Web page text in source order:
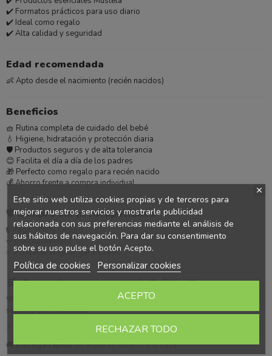
✔️ Formatos prácticos para uso diario
✔️ Ideal como regalo
✔️ Alta calidad y seguridad
Edad recomendada
👶 Apto desde el nacimiento (recién nacidos)
Beneficios
🧺 Rutina completa de cuidado del bebé
💧 Higiene, hidratación y protección diaria
🛡️ Productos seguros y de alta tolerancia
😊 Facilita el día a día de los padres
🎁 Perfecto como regalo para recién nacido
💰 Ahorro frente a compra individual
🛡️Compra sin preocupaciones
🔒 Pago 100% seguro
↩️ Devolución fácil
✅ Producto original garantizado
🛒¿Por qué comprar en Más Pañales?
💙 Expertos en bebé al mejor precio Solo productos esenciales,
seguros y de confianza
⚡
¡Date prisa! Se agotan rápidoAlta rotación en productos clave
🚚Entrega rápidaSin esperas, directo a tu casa
Este sitio web utiliza cookies propias y de terceros para
mejorar nuestros servicios y mostrarle publicidad
relacionada con sus preferencias mediante el análisis de
sus hábitos de navegación. Para dar su consentimiento
sobre su uso pulse el botón Acepto.
Política de cookies Personalizar cookies
RECHAZAR TODO
ACEPTO